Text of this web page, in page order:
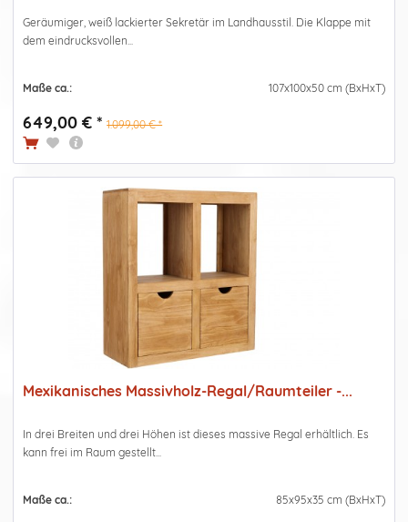
Geräumiger, weiß lackierter Sekretär im Landhausstil. Die Klappe mit
dem eindrucksvollen...
Maße ca.: 107x100x50 cm (BxHxT)
649,00 € * 1.099,00 € *
Mexikanisches Massivholz-Regal/Raumteiler -...
In drei Breiten und drei Höhen ist dieses massive Regal erhältlich. Es
kann frei im Raum gestellt...
Maße ca.: 85x95x35 cm (BxHxT)